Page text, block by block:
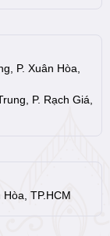
P. Xuân Hòa,
P. Rạch Giá,
TP.HCM